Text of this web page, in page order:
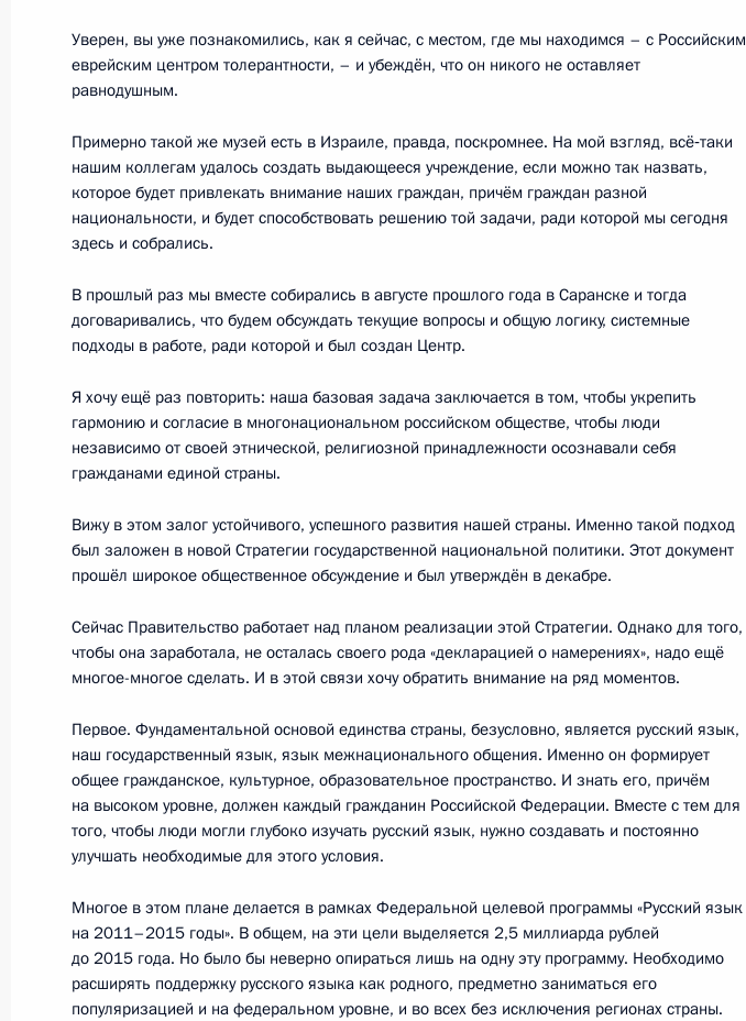
Президент провёл заседание Комиссии по модернизации
и технологическому развитию экономики
26 октября 2011 года, 15:30
Совместное заседание Комиссии по модернизации
25 апреля 2011 года, 14:00
Дмитрий Медведев встретился с президентом Фонда «Сколково»
Виктором Вексельбергом
24 февраля 2011 года, 17:30
Встреча с Виктором Вексельбергом
по модернизации и технологическому развитию экономики
России
29 апреля 2010 года, 16:30
Начало встречи с членом совета директоров ТНК – Би-Пи,
председателем наблюдательного комитета группы компаний
«Ренова» Виктором Вексельбергом
3 октября 2008 года, 16:00
Уверен, вы уже познакомились, как я сейчас, с местом, где мы находимся – с Российским
еврейским центром толерантности, – и убеждён, что он никого не оставляет
равнодушным.
Примерно такой же музей есть в Израиле, правда, поскромнее. На мой взгляд, всё‑таки
нашим коллегам удалось создать выдающееся учреждение, если можно так назвать,
которое будет привлекать внимание наших граждан, причём граждан разной
национальности, и будет способствовать решению той задачи, ради которой мы сегодня
здесь и собрались.
В прошлый раз мы вместе собирались в августе прошлого года в Саранске и тогда
договаривались, что будем обсуждать текущие вопросы и общую логику, системные
подходы в работе, ради которой и был создан Центр.
Я хочу ещё раз повторить: наша базовая задача заключается в том, чтобы укрепить
гармонию и согласие в многонациональном российском обществе, чтобы люди
независимо от своей этнической, религиозной принадлежности осознавали себя
гражданами единой страны.
Вижу в этом залог устойчивого, успешного развития нашей страны. Именно такой подход
был заложен в новой Стратегии государственной национальной политики. Этот документ
прошёл широкое общественное обсуждение и был утверждён в декабре.
Сейчас Правительство работает над планом реализации этой Стратегии. Однако для того,
чтобы она заработала, не осталась своего рода «декларацией о намерениях», надо ещё
многое-многое сделать. И в этой связи хочу обратить внимание на ряд моментов.
Первое. Фундаментальной основой единства страны, безусловно, является русский язык,
наш государственный язык, язык межнационального общения. Именно он формирует
общее гражданское, культурное, образовательное пространство. И знать его, причём
на высоком уровне, должен каждый гражданин Российской Федерации. Вместе с тем для
того, чтобы люди могли глубоко изучать русский язык, нужно создавать и постоянно
улучшать необходимые для этого условия.
Многое в этом плане делается в рамках Федеральной целевой программы «Русский язык
на 2011–2015 годы». В общем, на эти цели выделяется 2,5 миллиарда рублей
до 2015 года. Но было бы неверно опираться лишь на одну эту программу. Необходимо
расширять поддержку русского языка как родного, предметно заниматься его
популяризацией и на федеральном уровне, и во всех без исключения регионах страны.